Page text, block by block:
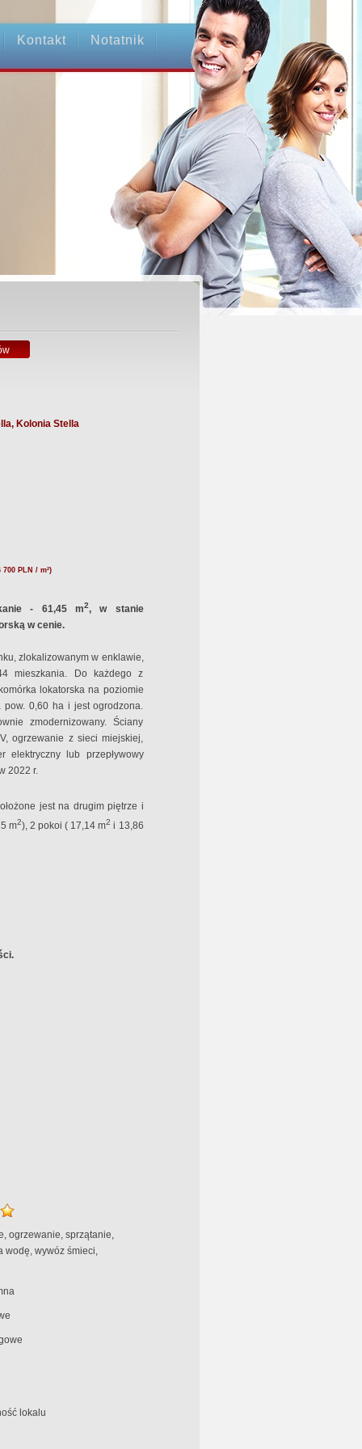
Kontakt Notatnik
Kolonia Stella
700 PLN / m²)
- 61,45 m2, w stanie
w cenie.
zlokalizowanym w enklawie,
mieszkania. Do każdego z
lokatorska na poziomie
pow. 0,60 ha i jest ogrodzona.
zmodernizowany. Ściany
ogrzewanie z sieci miejskiej,
elektryczny lub przepływowy
2022 r.
jest na drugim piętrze i
m2), 2 pokoi ( 17,14 m2i 13,86
ogrzewanie, sprzątanie,
wodę, wywóz śmieci,
lokalu